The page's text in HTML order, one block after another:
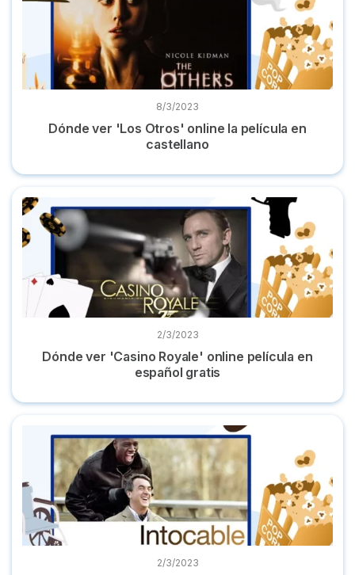
8/3/2023
Dónde ver 'Los Otros' online la película en
castellano
Dónde ver 'Casino Royale' online película en español gratis
2/3/2023
Dónde ver 'Casino Royale' online película en
español gratis
Dónde ver 'Intocable' la película gratis y en castellano
2/3/2023